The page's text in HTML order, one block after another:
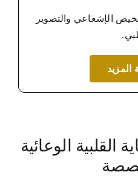
الإشعاعي والتصوير
المزيد
القلبية الوعائية